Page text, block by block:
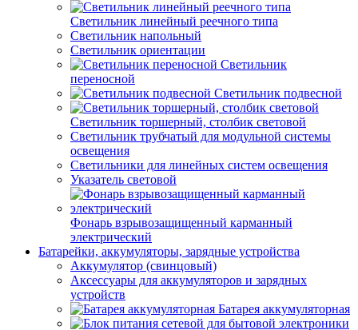
Светильник линейный реечного типа
Светильник напольный
Светильник ориентации
Светильник
переносной
Светильник подвесной
Светильник торшерный, столбик световой
Светильник трубчатый для модульной системы
освещения
Светильники для линейных систем освещения
Указатель световой
Фонарь взрывозащищенный карманный
электрический
Батарейки, аккумуляторы, зарядные устройства
Аккумулятор (свинцовый)
Аксессуары для аккумуляторов и зарядных
устройств
Батарея аккумуляторная